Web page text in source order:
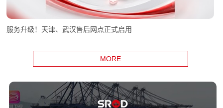
服务升级！天津、武汉售后网点正式启用
MORE